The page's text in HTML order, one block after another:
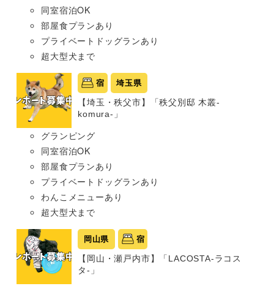
同室宿泊OK
部屋食プランあり
プライベートドッグランあり
超大型犬まで
宿 埼玉県
【埼玉・秩父市】「秩父別邸 木叢-
komura-」
グランピング
同室宿泊OK
部屋食プランあり
プライベートドッグランあり
わんこメニューあり
超大型犬まで
岡山県 宿
【岡山・瀬戸内市】「LACOSTA-ラコス
タ-」